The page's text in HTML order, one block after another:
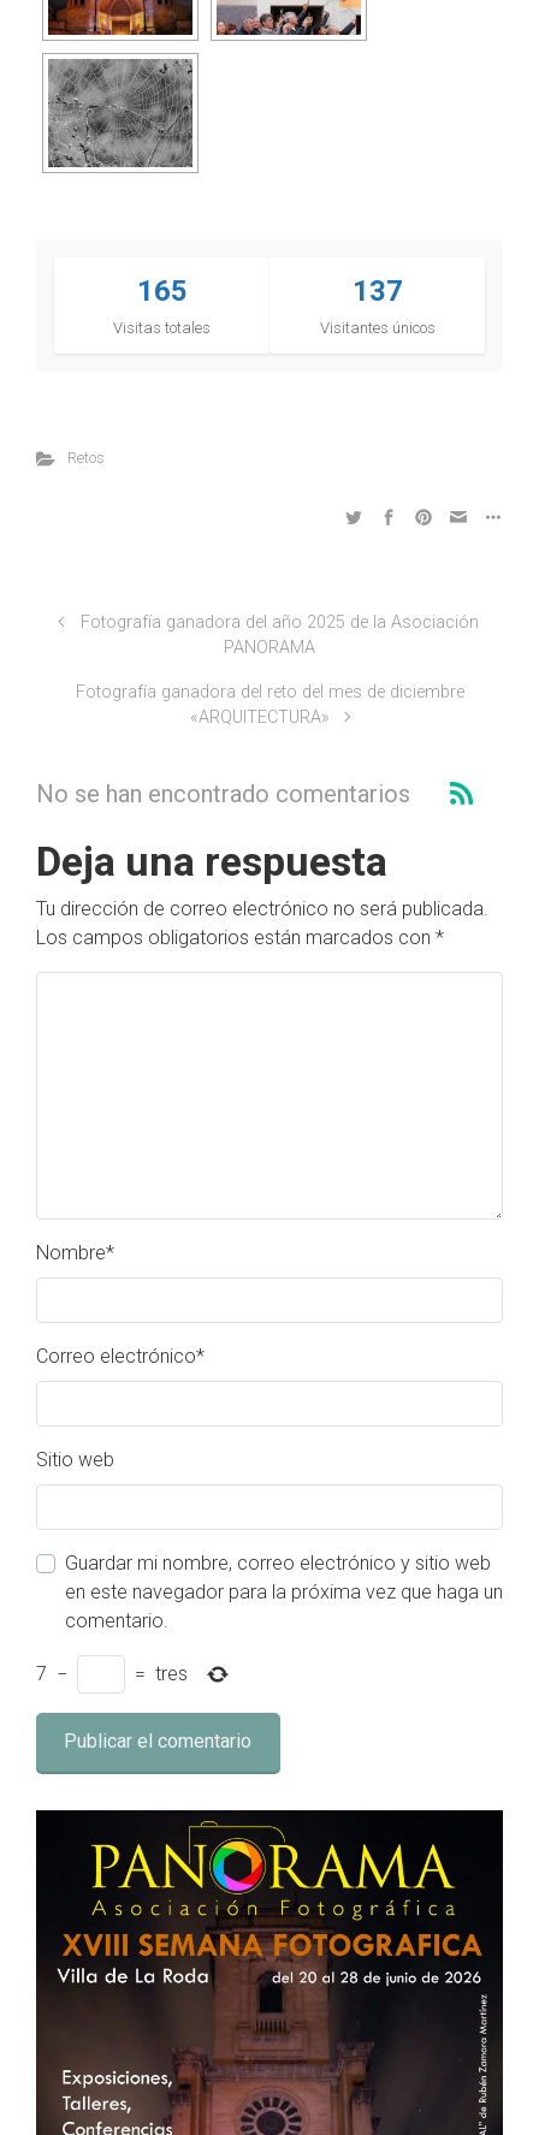
165
Visitas totales
137
Visitantes únicos
Retos
Fotografía ganadora del año 2025 de la Asociación
PANORAMA
Fotografía ganadora del reto del mes de diciembre
«ARQUITECTURA»
No se han encontrado comentarios
Deja una respuesta
Tu dirección de correo electrónico no será publicada.
Los campos obligatorios están marcados con *
Nombre*
Correo electrónico*
Sitio web
Guardar mi nombre, correo electrónico y sitio web
en este navegador para la próxima vez que haga un
comentario.
7 − = tres